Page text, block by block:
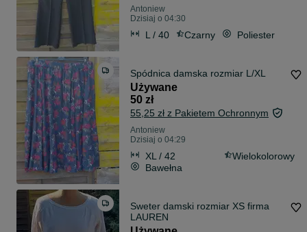
Antoniew
Dzisiaj o 04:30
L / 40 Czarny Poliester
Spódnica damska rozmiar L/XL
Używane
50 zł
55,25 zł z Pakietem Ochronnym
Antoniew
Dzisiaj o 04:29
XL / 42
Wielokolorowy
Bawełna
Sweter damski rozmiar XS firma
LAUREN